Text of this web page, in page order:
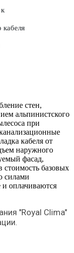
стен,
альпинистского
при
кабеля от
наружного
фасад,
базовых
силами
и оплачиваются
"Royal Clima"